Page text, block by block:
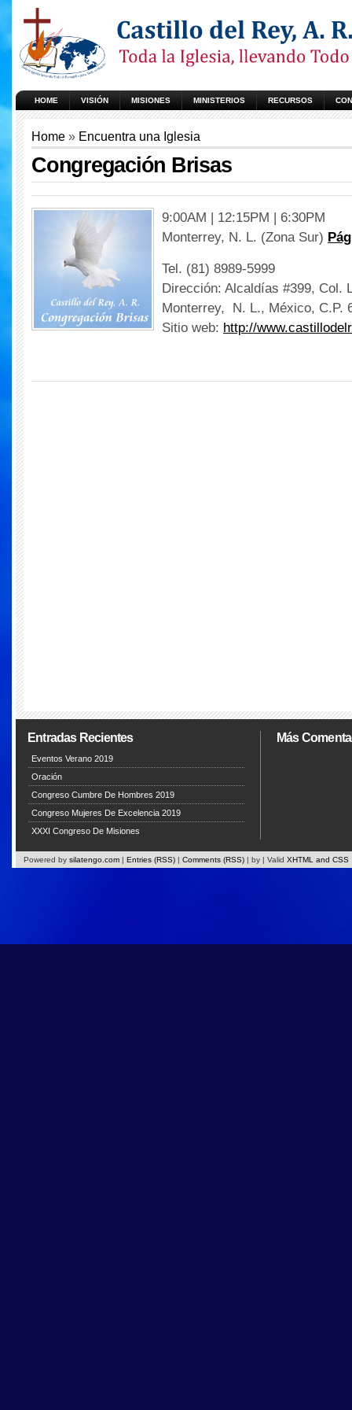
HOME VISIÓN MISIONES MINISTERIOS RECURSOS
Home » Encuentra una Iglesia
Congregación Brisas
9:00AM | 12:15PM | 6:30PM
Monterrey, N. L. (Zona Sur)
Tel. (81) 8989-5999
Dirección: Alcaldías #399, Col.
Monterrey, N. L., México, C.P.
Sitio web: http://
Entradas Recientes
Eventos Verano 2019
Oración
Congreso Cumbre De Hombres 2019
Congreso Mujeres De Excelencia 2019
XXXI Congreso De Misiones
Más
Powered by silatengo.com | Entries (RSS) | Comments (RSS) | by | Valid XHTML and CSS